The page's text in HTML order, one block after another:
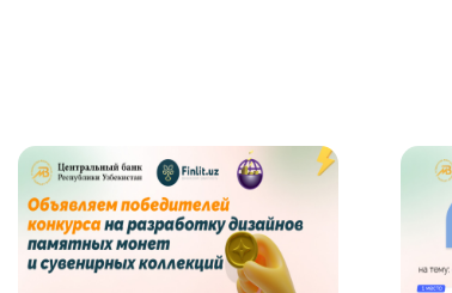
Финансовая
безопасность